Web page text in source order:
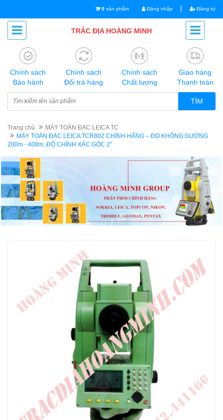
0 sản phẩm Đăng nhập | Đăng ký
TRẮC ĐỊA HOÀNG MINH
Chính sách
Bảo hành
Chính sách
Đổi trả hàng
Chính sách
Chất lượng
Giao hàng
Thanh toán
TÌM
Trang chủ
MÁY TOÀN ĐẠC LEICA TC
MÁY TOÀN ĐẠC LEICA TCR802 CHÍNH HÃNG – ĐO KHÔNG GƯƠNG
200m - 400m, ĐỘ CHÍNH XÁC GÓC 2"